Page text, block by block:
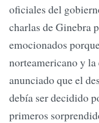
oficiales del
charlas de Ginebra
emocionados
norteamericano y
anunciado que el
debía ser decidido
primeros